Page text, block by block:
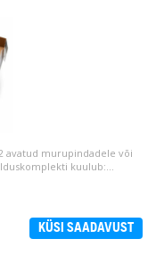
avatud murupindadele või
kuulub:...
KÜSI SAADAVUST